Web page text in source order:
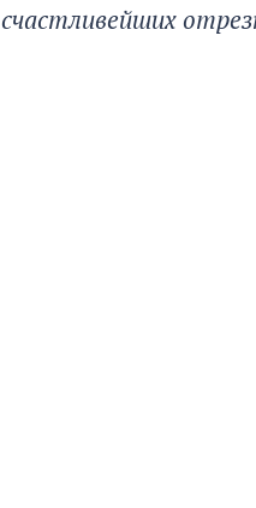
счастливейших